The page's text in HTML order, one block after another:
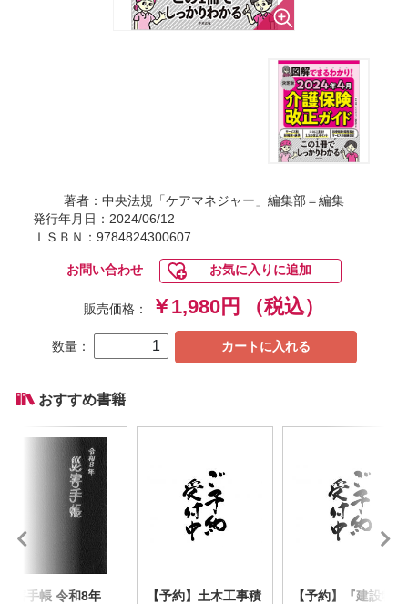
著者：中央法規「ケアマネジャー」編集部＝編集
発行年月日：2024/06/12
ＩＳＢＮ：9784824300607
お問い合わせ お気に入りに追加
販売価格： ￥1,980円 （税込）
数量： カートに入れる
おすすめ書籍
災害手帳 令和8年
【予約】土木工事積
【予約】『建設物